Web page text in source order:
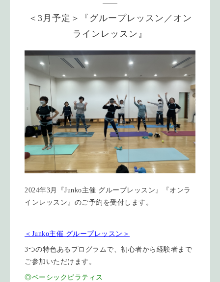
＜3月予定＞『グループレッスン／オン
ラインレッスン』
2024年3月『Junko主催 グループレッスン』『オンラ
インレッスン』のご予約を受付します。
＜Junko主催 グループレッスン＞
3つの特色あるプログラムで、初心者から経験者まで
ご参加いただけます。
◎ベーシックピラティス